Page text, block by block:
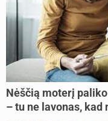
Nėščią moterį
– tu ne lavonas, kad